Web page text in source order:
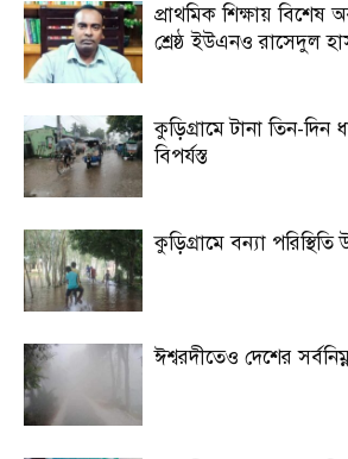
প্রাথমিক শিক্ষায় বিশেষ
শ্রেষ্ঠ ইউএনও রাসেদুল
কুড়িগ্রামে টানা তিন-দিন
বিপর্যস্ত
কুড়িগ্রামে বন্যা
ঈশ্বরদীতেও দেশের